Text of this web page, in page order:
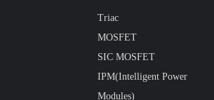
Triac
MOSFET
SIC MOSFET
IPM(Intelligent Power
Modules)